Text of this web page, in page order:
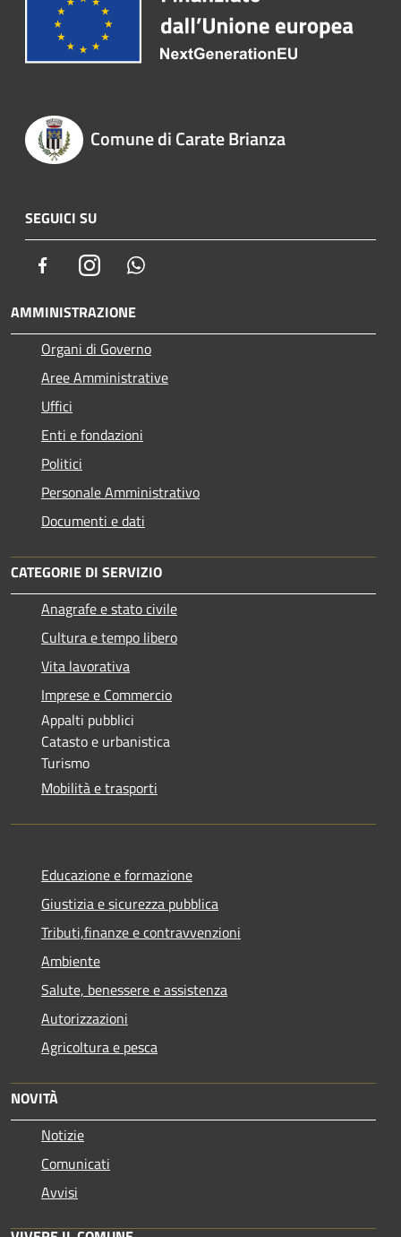
Comune di Carate Brianza
SEGUICI SU
FacebookInstagram
AMMINISTRAZIONE
Organi di Governo
Aree Amministrative
Uffici
Enti e fondazioni
Politici
Personale Amministrativo
Documenti e dati
CATEGORIE DI SERVIZIO
Anagrafe e stato civile
Cultura e tempo libero
Vita lavorativa
Imprese e Commercio
Appalti pubblici
Catasto e urbanistica
Turismo
Mobilità e trasporti
Educazione e formazione
Giustizia e sicurezza pubblica
Tributi,finanze e contravvenzioni
Ambiente
Salute, benessere e assistenza
Autorizzazioni
Agricoltura e pesca
NOVITÀ
Notizie
Comunicati
Avvisi